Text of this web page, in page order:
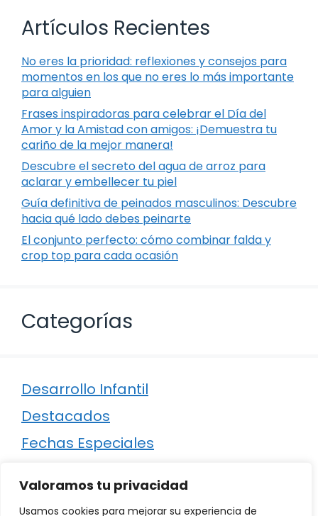
Valoramos tu privacidad
Usamos cookies para mejorar su experiencia de
Artículos Recientes
No eres la prioridad: reflexiones y consejos para
momentos en los que no eres lo más importante
para alguien
Frases inspiradoras para celebrar el Día del
Amor y la Amistad con amigos: ¡Demuestra tu
cariño de la mejor manera!
Descubre el secreto del agua de arroz para
aclarar y embellecer tu piel
Guía definitiva de peinados masculinos: Descubre
hacia qué lado debes peinarte
El conjunto perfecto: cómo combinar falda y
crop top para cada ocasión
Categorías
Desarrollo Infantil
Destacados
Fechas Especiales